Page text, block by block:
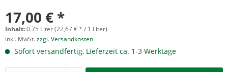
17,00 € *
Inhalt:0.75 Liter (22,67 € * / 1 Liter)
inkl. MwSt.zzgl. Versandkosten
Sofort versandfertig, Lieferzeit ca. 1-3 Werktage